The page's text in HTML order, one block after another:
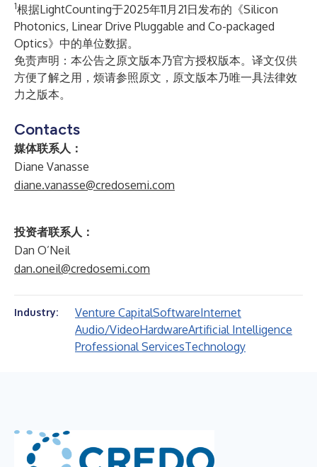
1根据LightCounting于2025年11月21日发布的《Silicon
Photonics, Linear Drive Pluggable and Co-packaged
Optics》中的单位数据。
免责声明：本公告之原文版本乃官方授权版本。译文仅供
方便了解之用，烦请参照原文，原文版本乃唯一具法律效
力之版本。
Contacts
媒体联系人：
Diane Vanasse
diane.vanasse@credosemi.com
投资者联系人：
Dan O’Neil
dan.oneil@credosemi.com
Industry: Venture CapitalSoftwareInternet
Audio/VideoHardwareArtificial Intelligence
Professional ServicesTechnology